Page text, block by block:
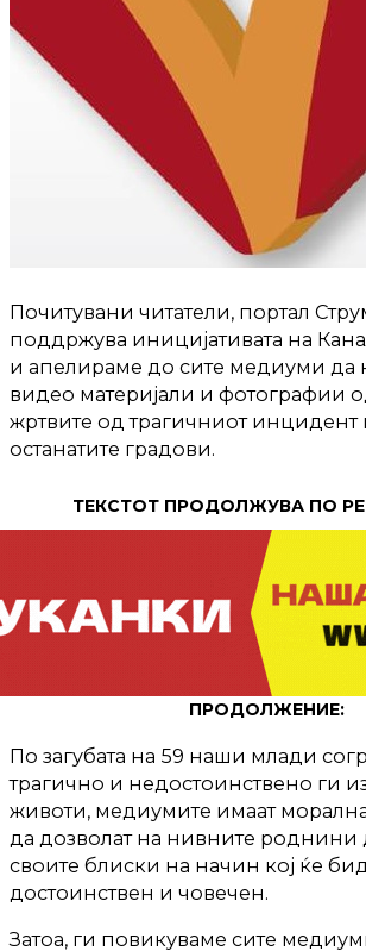
Почитувани читатели, портал
поддржува иницијативата на
и апелираме до сите медиуми да
видео материјали и фотографии
жртвите од трагичниот инцидент
останатите градови.
ТЕКСТОТ ПРОДОЛЖУВА ПО
ПРОДОЛЖЕНИЕ:
По загубата на 59 наши млади
трагично и недостоинствено ги
животи, медиумите имаат
да дозволат на нивните роднини
своите блиски на начин кој ќе
достоинствен и човечен.
Затоа, ги повикуваме сите